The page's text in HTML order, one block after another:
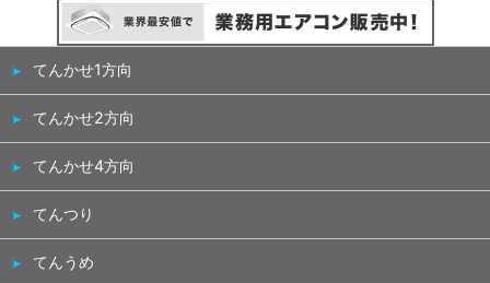
てんかせ1方向
てんかせ2方向
てんかせ4方向
てんつり
てんうめ